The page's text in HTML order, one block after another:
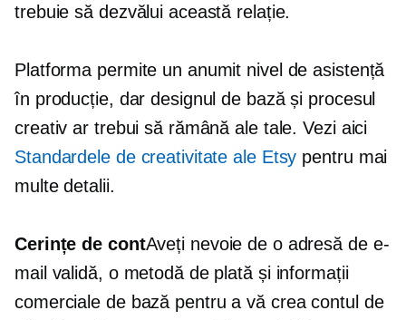
trebuie să dezvălui această relație.
Platforma permite un anumit nivel de asistență
în producție, dar designul de bază și procesul
creativ ar trebui să rămână ale tale. Vezi aici
Standardele de creativitate ale Etsy pentru mai
multe detalii.
Cerințe de contAveți nevoie de o adresă de e-
mail validă, o metodă de plată și informații
comerciale de bază pentru a vă crea contul de